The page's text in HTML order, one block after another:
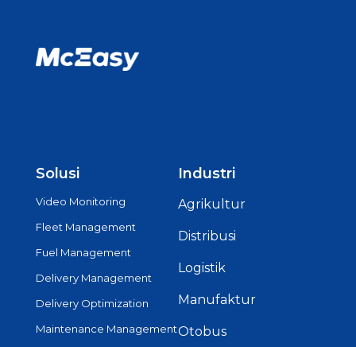
Solusi
Video Monitoring
Fleet Management
Fuel Management
Delivery Management
Delivery Optimization
Maintenance Management
Industri
Agrikultur
Distribusi
Logistik
Manufaktur
Otobus